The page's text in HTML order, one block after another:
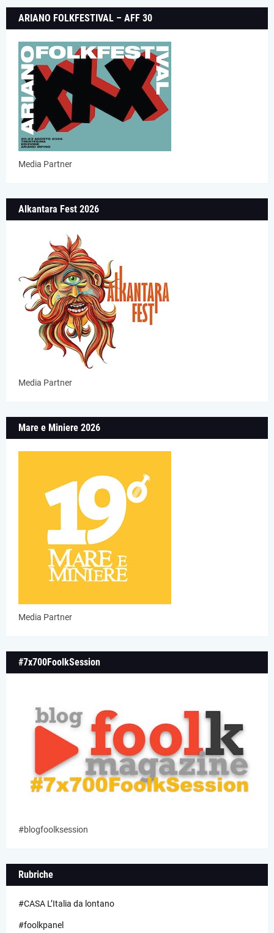
ARIANO FOLKFESTIVAL – AFF 30
Media Partner
Alkantara Fest 2026
Media Partner
Mare e Miniere 2026
Media Partner
#7x700FoolkSession
#blogfoolksession
Rubriche
#CASA L’Italia da lontano
#foolkpanel